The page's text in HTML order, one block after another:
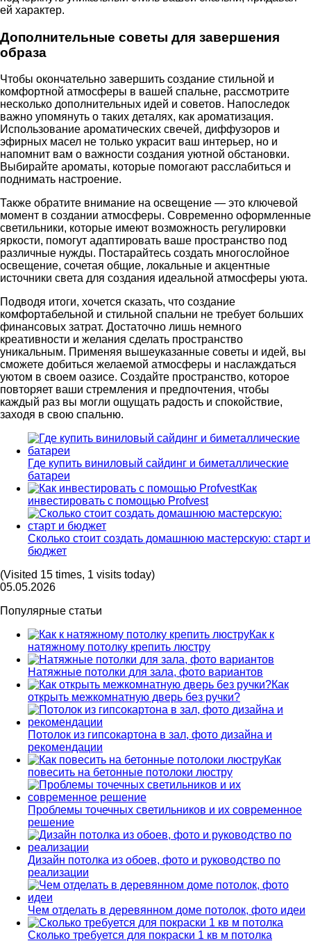
ей характер.
Дополнительные советы для завершения
образа
Чтобы окончательно завершить создание стильной и
комфортной атмосферы в вашей спальне, рассмотрите
несколько дополнительных идей и советов. Напоследок
важно упомянуть о таких деталях, как ароматизация.
Использование ароматических свечей, диффузоров и
эфирных масел не только украсит ваш интерьер, но и
напомнит вам о важности создания уютной обстановки.
Выбирайте ароматы, которые помогают расслабиться и
поднимать настроение.
Также обратите внимание на освещение — это ключевой
момент в создании атмосферы. Современно оформленные
светильники, которые имеют возможность регулировки
яркости, помогут адаптировать ваше пространство под
различные нужды. Постарайтесь создать многослойное
освещение, сочетая общие, локальные и акцентные
источники света для создания идеальной атмосферы уюта.
Подводя итоги, хочется сказать, что создание
комфортабельной и стильной спальни не требует больших
финансовых затрат. Достаточно лишь немного
креативности и желания сделать пространство
уникальным. Применяя вышеуказанные советы и идей, вы
сможете добиться желаемой атмосферы и наслаждаться
уютом в своем оазисе. Создайте пространство, которое
повторяет ваши стремления и предпочтения, чтобы
каждый раз вы могли ощущать радость и спокойствие,
заходя в свою спальню.
Где купить виниловый сайдинг и биметаллические
батареи
Как
инвестировать с помощью Profvest
Сколько стоит создать домашнюю мастерскую: старт и
бюджет
(Visited 15 times, 1 visits today)
05.05.2026
Популярные статьи
Как к
натяжному потолку крепить люстру
Натяжные потолки для зала, фото вариантов
Как
открыть межкомнатную дверь без ручки?
Потолок из гипсокартона в зал, фото дизайна и
рекомендации
Как
повесить на бетонные потолоки люстру
Проблемы точечных светильников и их современное
решение
Дизайн потолка из обоев, фото и руководство по
реализации
Чем отделать в деревянном доме потолок, фото идеи
Сколько требуется для покраски 1 кв м потолка